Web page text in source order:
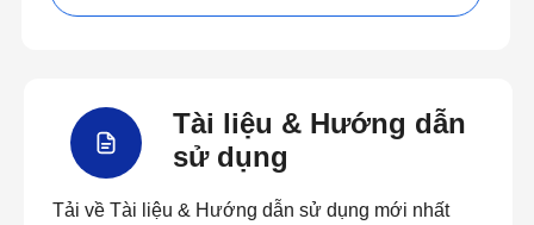
Tài liệu & Hướng dẫn
sử dụng
Tải về Tài liệu & Hướng dẫn sử dụng mới nhất